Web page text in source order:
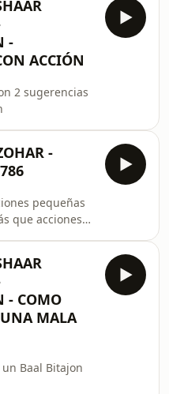
-
ACCIÓN
2 sugerencias
-
pequeñas
que acciones
- COMO
MALA
Baal Bitajon